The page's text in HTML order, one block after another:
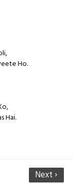
Ho.
Hai.
Next ›